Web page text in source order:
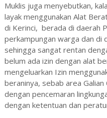
Muklis juga menyebutkan,
layak menggunakan Alat
di Kerinci, berada di daerah
perkampungan warga dan di
sehingga sangat rentan
belum ada izin dengan alat
mengeluarkan Izin
beraninya, sebab area
dengan pencemaran
dengan ketentuan dan